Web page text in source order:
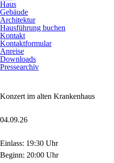
Haus
Gebäude
Architektur
Hausführung buchen
Kontakt
Kontaktformular
Anreise
Downloads
Pressearchiv
Konzert im alten Krankenhaus
04.09.26
Einlass: 19:30 Uhr
Beginn: 20:00 Uhr